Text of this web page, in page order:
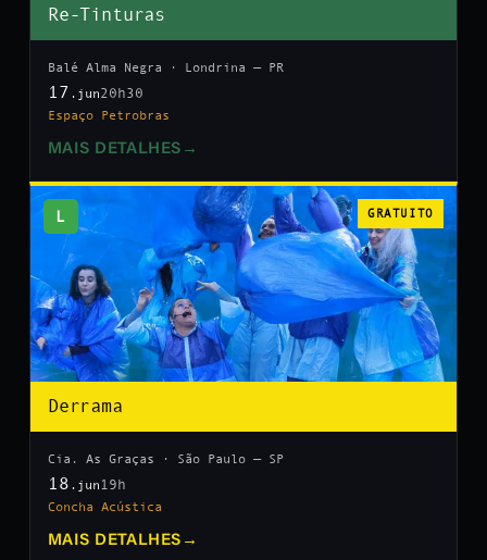
Re-Tinturas
Balé Alma Negra · Londrina — PR
17 .jun20h30
Espaço Petrobras
MAIS DETALHES →
L GRATUITO
Derrama
Cia. As Graças · São Paulo — SP
18 .jun 19h
Concha Acústica
MAIS DETALHES →